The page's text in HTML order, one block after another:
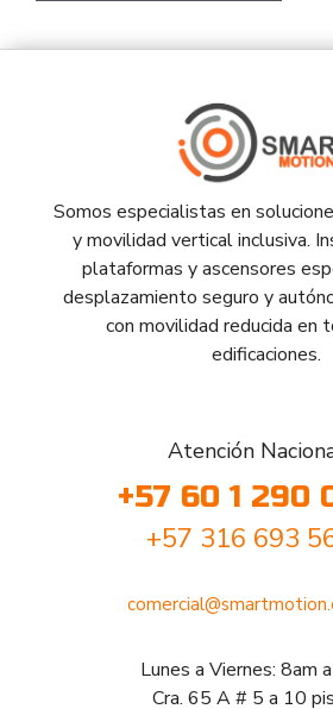
Somos especialistas en
y movilidad vertical inclusiva.
plataformas y ascensores
desplazamiento seguro y
con movilidad reducida en
edificaciones.
Atención
+57 60 1 290
+57 316 693
Lunes a Viernes: 8am
Cra. 65 A # 5 a 10